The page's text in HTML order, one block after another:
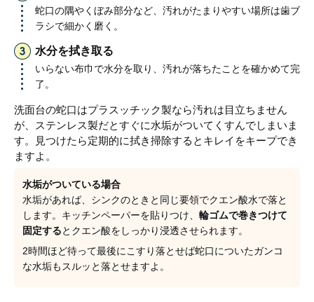
蛇口の隅やくぼみ部分など、汚れがたまりやすい場所は歯ブ
ラシで細かく磨く。
水分を拭き取る
いらない布巾で水分を取り、汚れが落ちたことを確かめて完
了。
洗面台の蛇口はプラスッチック製なら汚れは目立ちません
が、ステンレス製だとすぐに水垢がついてくすんでしまいま
す。見つけたら定期的に拭き掃除するとキレイをキープでき
ますよ。
水垢がついている場合
水垢があれば、シンクのときと同じ要領でクエン酸水で落と
します。キッチンペーパーを貼りつけ、 輪ゴムで巻きつけて
固定するとクエン酸をしっかり浸透させられます。
2時間ほど待って最後にこすり落とせば蛇口についたガンコ
な水垢もスルッと落とせますよ。